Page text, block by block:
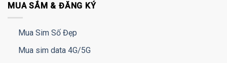
MUA SẮM & ĐĂNG KÝ
Mua Sim Số Đẹp
Mua sim data 4G/5G